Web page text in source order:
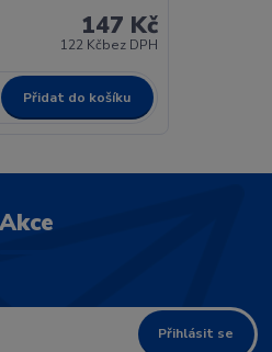
147 Kč
122 Kčbez DPH
Přidat do košíku
Přihlásit se